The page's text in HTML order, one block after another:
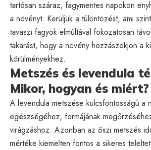
tartósan száraz, fagymentes napokon
a növényt. Kerüljük a túlöntözést, ami
tavaszi fagyok elmúltával fokozatosan
takarást, hogy a növény hozzászokjon a
körülményekhez.
Metszés és levendula
Mikor, hogyan és miért?
A levendula metszése kulcsfontosságú a
egészségéhez, formájának
virágzáshoz. Azonban az őszi metszés
mértéke kiemelten fontos a sikeres